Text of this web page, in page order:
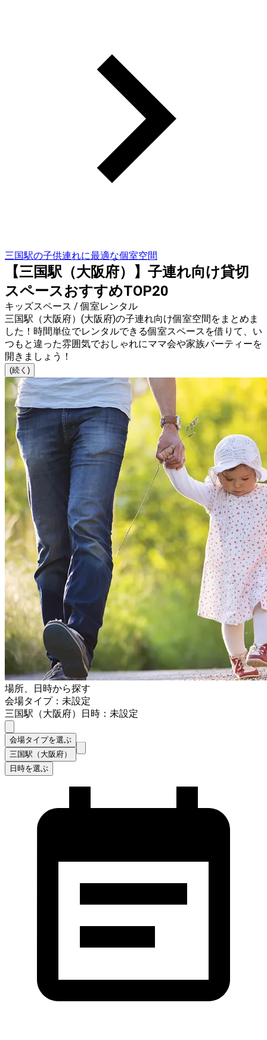
三国駅の子供連れに最適な個室空間
【三国駅（大阪府）】子連れ向け貸切
スペースおすすめTOP20
キッズスペース / 個室レンタル
三国駅（大阪府）(大阪府)の子連れ向け個室空間をまとめま
した！時間単位でレンタルできる個室スペースを借りて、い
つもと違った雰囲気でおしゃれにママ会や家族パーティーを
開きましょう！
(続く)
場所、日時から探す
会場タイプ：未設定
三国駅（大阪府）
日時：未設定
会場タイプを選ぶ
三国駅（大阪府）
日時を選ぶ